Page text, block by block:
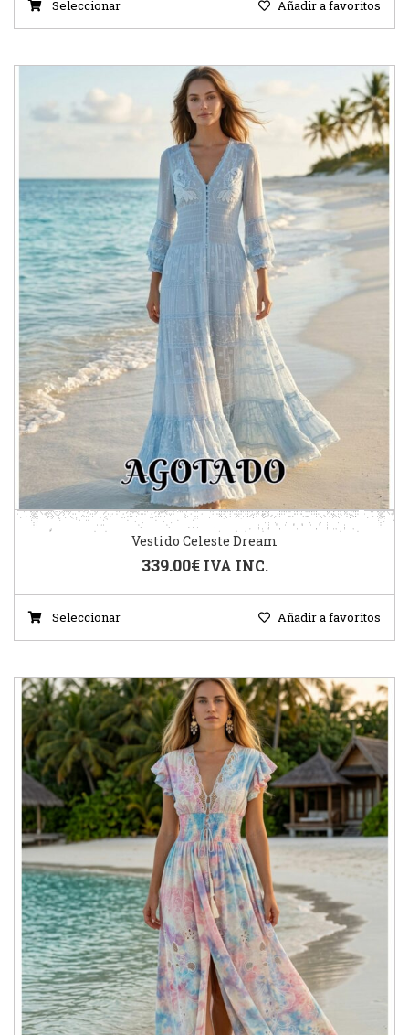
Seleccionar Añadir a favoritos
Vestido Celeste Dream
339.00€ IVA INC.
Seleccionar Añadir a favoritos